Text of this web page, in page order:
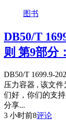
图书
DB50/T
则 第9部分
DB50/T 1699.9-
压力容器 , 该文
们好，你们的支
分享...
3 小时前8评论